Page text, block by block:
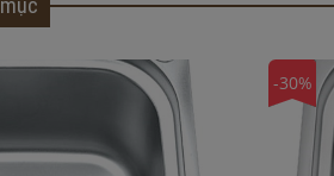
-30%